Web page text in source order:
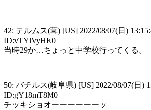
42: テルムス(茸) [US] 2022/08/07(日)
ID:vTYlVyHK0
当時29か…ちょっと中学校行ってくる。
50: バチルス(岐阜県) [US] 2022/08/07(日)
ID:gY18mT8M0
チッキショオーーーーーーッ